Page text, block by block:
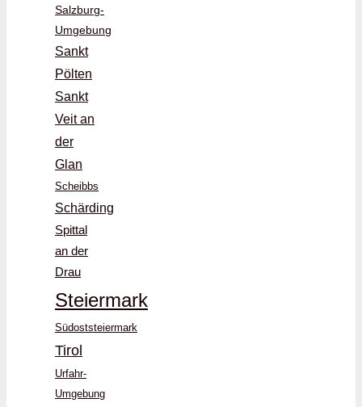
Salzburg-
Umgebung
Sankt
Pölten
Sankt
Veit an
der
Glan
Scheibbs
Schärding
Spittal
an der
Drau
Steiermark
Südoststeiermark
Tirol
Urfahr-
Umgebung